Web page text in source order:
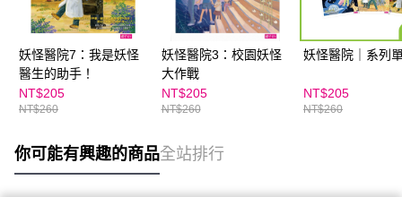
妖怪醫院7：我是妖怪
醫生的助手！
NT$205
NT$260
妖怪醫院3：校園妖怪
大作戰
NT$205
NT$260
妖怪醫院｜系列
NT$205
NT$260
你可能有興趣的商品全站排行